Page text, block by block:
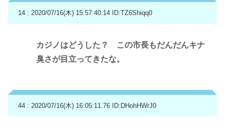
14 : 2020/07/16(木) 15:57:40.14 ID:TZ6Shiqq0
カジノはどうした？ この市長もだんだんキナ
臭さが目立ってきたな。
44 : 2020/07/16(木) 16:05:11.76 ID:DHohHWrJ0